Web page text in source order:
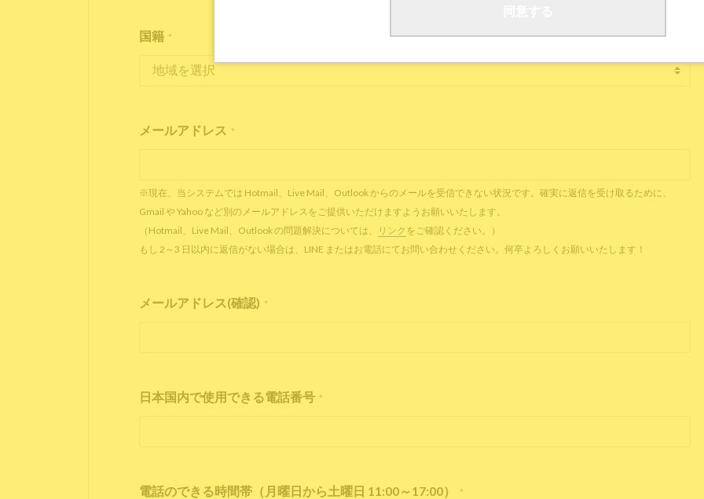
国籍 *
メールアドレス *
※現在、当システムでは Hotmail、Live Mail、Outlook からのメールを受信できない状況です。確実に返信を受け取るために、
Gmail や Yahoo など別のメールアドレスをご提供いただけますようお願いいたします。
（Hotmail、Live Mail、Outlook の問題解決については、
リンク をご確認ください。）
もし 2～3 日以内に返信がない場合は、LINE またはお電話にてお問い合わせください。何卒よろしくお願いいたします！
メールアドレス(確認) *
日本国内で使用できる電話番号 *
電話のできる時間帯（月曜日から土曜日 11:00～17:00） *